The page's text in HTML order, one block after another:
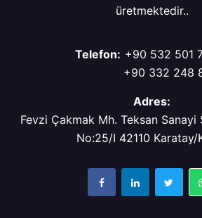
üretmektedir..
Telefon: +90 532 501
+90 332 248
Adres:
Fevzi Çakmak Mh. Teksan Sanayi
No:25/I 42110 Karatay/